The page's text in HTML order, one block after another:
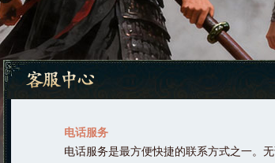
电话服务
电话服务是最方便快捷的联系方式之一。无